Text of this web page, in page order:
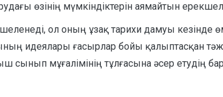
өзінің мүмкіндіктерін аямайтын
ол оның ұзақ тарихи дамуы
идеялары ғасырлар бойы қалыптасқан
сынып мұғалімінің тұлғасына әсер етудің